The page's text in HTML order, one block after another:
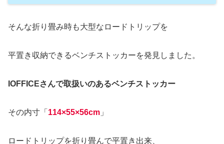
そんな折り畳み時も大型なロードトリップを
平置き収納できるベンチストッカーを発見しました。
IOFFICEさんで取扱いのあるベンチストッカー
その内寸「 114×55×56cm 」
ロードトリップを折り畳んで平置き出来、